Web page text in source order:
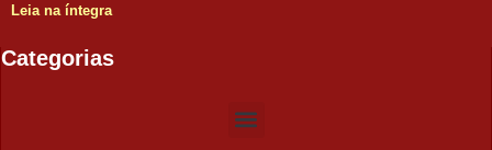
Leia na íntegra
Categorias